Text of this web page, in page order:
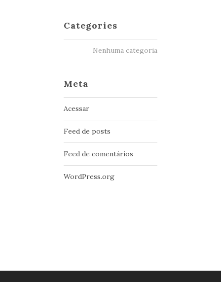
Categories
Nenhuma categoria
Meta
Acessar
Feed de posts
Feed de comentários
WordPress.org